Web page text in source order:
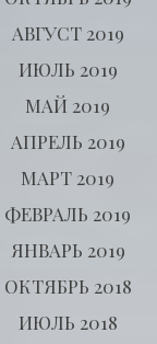
АВГУСТ 2019
ИЮЛЬ 2019
МАЙ 2019
АПРЕЛЬ 2019
МАРТ 2019
ФЕВРАЛЬ 2019
ЯНВАРЬ 2019
ОКТЯБРЬ 2018
ИЮЛЬ 2018